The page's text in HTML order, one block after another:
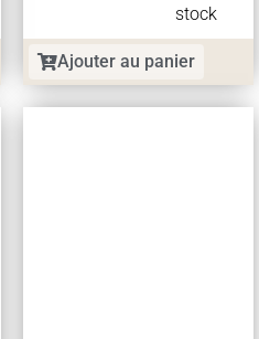
stock
Ajouter au panier